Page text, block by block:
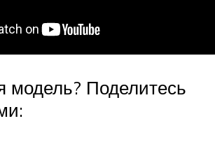
модель? Поделитесь